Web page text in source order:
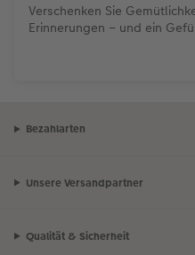
Verschenken Sie
Erinnerungen – und ein
Bezahlarten
Unsere Versandpartner
Qualität & Sicherheit